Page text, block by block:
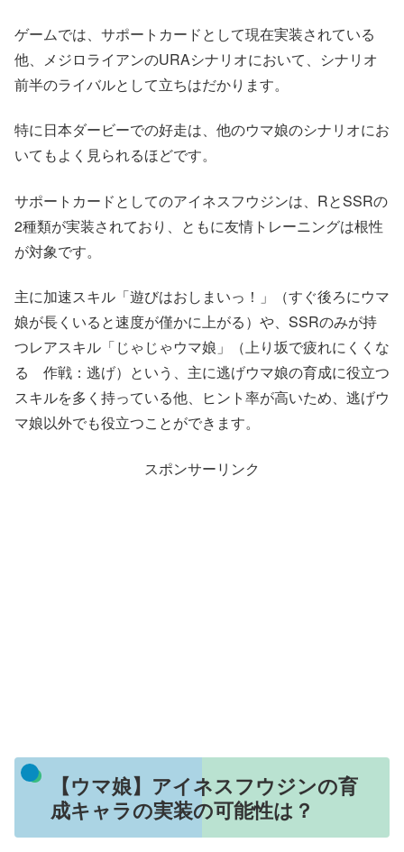
ゲームでは、サポートカードとして現在実装されている
他、メジロライアンのURAシナリオにおいて、シナリオ
前半のライバルとして立ちはだかります。
特に日本ダービーでの好走は、他のウマ娘のシナリオにお
いてもよく見られるほどです。
サポートカードとしてのアイネスフウジンは、RとSSRの
2種類が実装されており、ともに友情トレーニングは根性
が対象です。
主に加速スキル「遊びはおしまいっ！」（すぐ後ろにウマ
娘が長くいると速度が僅かに上がる）や、SSRのみが持
つレアスキル「じゃじゃウマ娘」（上り坂で疲れにくくな
る 作戦：逃げ）という、主に逃げウマ娘の育成に役立つ
スキルを多く持っている他、ヒント率が高いため、逃げウ
マ娘以外でも役立つことができます。
スポンサーリンク
【ウマ娘】アイネスフウジンの育
成キャラの実装の可能性は？